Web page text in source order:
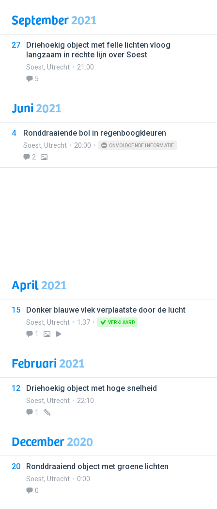
September2021
27
Driehoekig object met felle lichten vloog
langzaam in rechte lijn over Soest
Soest, Utrecht
21:00
5
Juni2021
4 Ronddraaiende bol in regenboogkleuren
Soest, Utrecht 20:00 ONVOLDOENDE INFORMATIE
2
April2021
15 Donker blauwe vlek verplaatste door de lucht
Soest, Utrecht 1:37 VERKLAARD
1
Februari2021
12 Driehoekig object met hoge snelheid
Soest, Utrecht
22:10
1
December2020
20 Ronddraaiend object met groene lichten
Soest, Utrecht
0:00
0